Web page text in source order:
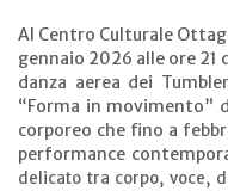
Al Centro Culturale
gennaio 2026 alle ore
danza aerea dei
“Forma in movimento”
corporeo che fino a
performance
delicato tra corpo, voce,